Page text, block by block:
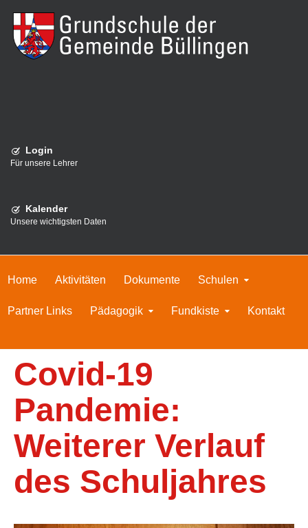
Login
Für unsere Lehrer
Kalender
Unsere wichtigsten Daten
Home Aktivitäten Dokumente Schulen
Partner Links Pädagogik Fundkiste Kontakt
Covid-19
Pandemie:
Weiterer Verlauf
des Schuljahres